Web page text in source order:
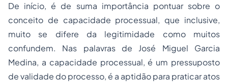
De início, é de suma importância pontuar sobre o
conceito de capacidade processual, que inclusive,
muito se difere da legitimidade como muitos
confundem. Nas palavras de José Miguel Garcia
Medina, a capacidade processual, é um pressuposto
de validade do processo, é a aptidão para praticar atos